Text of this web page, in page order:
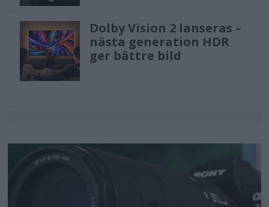
Dolby Vision 2 lanseras –
nästa generation HDR
ger bättre bild